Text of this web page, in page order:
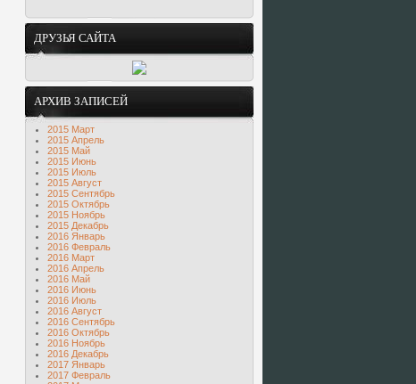
ДРУЗЬЯ САЙТА
АРХИВ ЗАПИСЕЙ
2015 Март
2015 Апрель
2015 Май
2015 Июнь
2015 Июль
2015 Август
2015 Сентябрь
2015 Октябрь
2015 Ноябрь
2015 Декабрь
2016 Январь
2016 Февраль
2016 Март
2016 Апрель
2016 Май
2016 Июнь
2016 Июль
2016 Август
2016 Сентябрь
2016 Октябрь
2016 Ноябрь
2016 Декабрь
2017 Январь
2017 Февраль